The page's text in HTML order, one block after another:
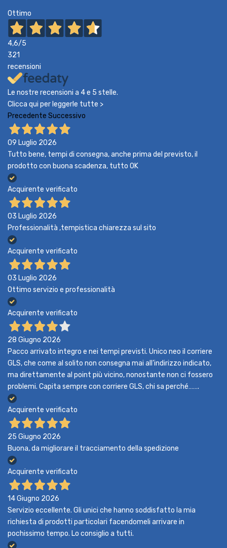
Ottimo
4,6/5
321
recensioni
Le nostre recensioni a 4 e 5 stelle.
Clicca qui per leggerle tutte >
Precedente Successivo
09 Luglio 2026
Tutto bene, tempi di consegna, anche prima del previsto, il
prodotto con buona scadenza, tutto OK
Acquirente verificato
03 Luglio 2026
Professionalità ,tempistica chiarezza sul sito
Acquirente verificato
03 Luglio 2026
Ottimo servizio e professionalità
Acquirente verificato
28 Giugno 2026
Pacco arrivato integro e nei tempi previsti. Unico neo il corriere
GLS, che come al solito non consegna mai all’indirizzo indicato,
ma direttamente al point più vicino, nonostante non ci fossero
problemi. Capita sempre con corriere GLS, chi sa perché…….
Acquirente verificato
25 Giugno 2026
Buona, da migliorare il tracciamento della spedizione
Acquirente verificato
14 Giugno 2026
Servizio eccellente. Gli unici che hanno soddisfatto la mia
richiesta di prodotti particolari facendomeli arrivare in
pochissimo tempo. Lo consiglio a tutti.